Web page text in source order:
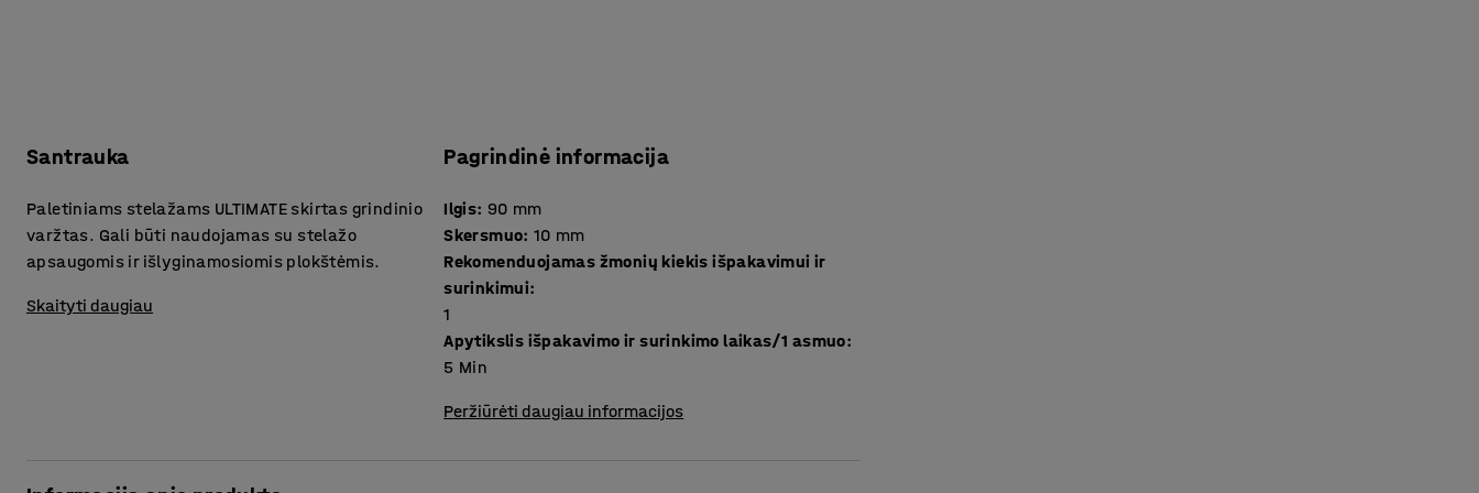
Santrauka
Paletiniams stelažams ULTIMATE skirtas grindinio
varžtas. Gali būti naudojamas su stelažo
apsaugomis ir išlyginamosiomis plokštėmis.
Skaityti daugiau
Pagrindinė informacija
Ilgis: 90 mm
Skersmuo: 10 mm
Rekomenduojamas žmonių kiekis išpakavimui ir
surinkimui:
1
Apytikslis išpakavimo ir surinkimo laikas/1 asmuo:
5 Min
Peržiūrėti daugiau informacijos